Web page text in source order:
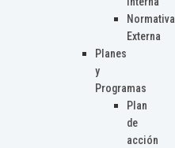
Normativa
Externa
Planes
y
Programas
Plan
de
acción